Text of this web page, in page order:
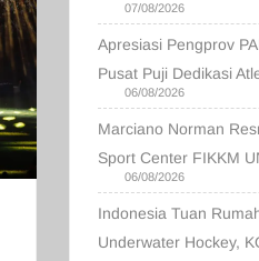
07/08/2026
Apresiasi Pengprov
Pusat Puji Dedikasi
06/08/2026
Marciano Norman
Sport Center FIKKM
06/08/2026
Indonesia Tuan
Underwater Hockey,